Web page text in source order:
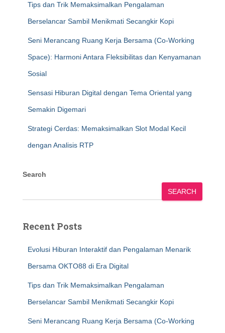
Tips dan Trik Memaksimalkan Pengalaman
Berselancar Sambil Menikmati Secangkir Kopi
Seni Merancang Ruang Kerja Bersama (Co-Working
Space): Harmoni Antara Fleksibilitas dan Kenyamanan
Sosial
Sensasi Hiburan Digital dengan Tema Oriental yang
Semakin Digemari
Strategi Cerdas: Memaksimalkan Slot Modal Kecil
dengan Analisis RTP
Search
SEARCH
Recent Posts
Evolusi Hiburan Interaktif dan Pengalaman Menarik
Bersama OKTO88 di Era Digital
Tips dan Trik Memaksimalkan Pengalaman
Berselancar Sambil Menikmati Secangkir Kopi
Seni Merancang Ruang Kerja Bersama (Co-Working